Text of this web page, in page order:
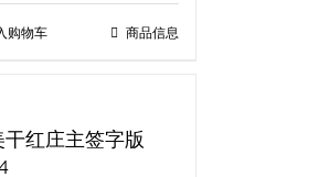
购物车 商品信息
干红庄主签字版